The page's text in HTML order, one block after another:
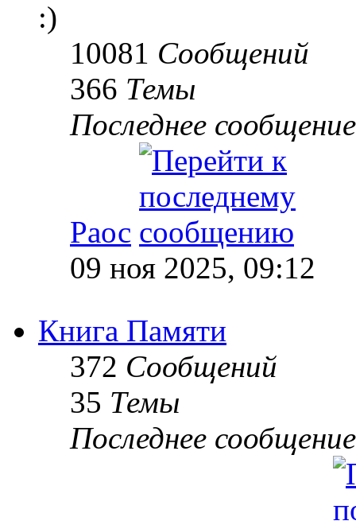
10081 Сообщений
366 Темы
Последнее сообщение
Раос
09 ноя 2025, 09:12
Книга Памяти
372 Сообщений
35 Темы
Последнее сообщение